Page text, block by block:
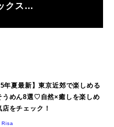
クス…
年夏最新】東京近郊で楽しめる
うめん8選♡自然×癒しを楽しめ
店をチェック！
Risa